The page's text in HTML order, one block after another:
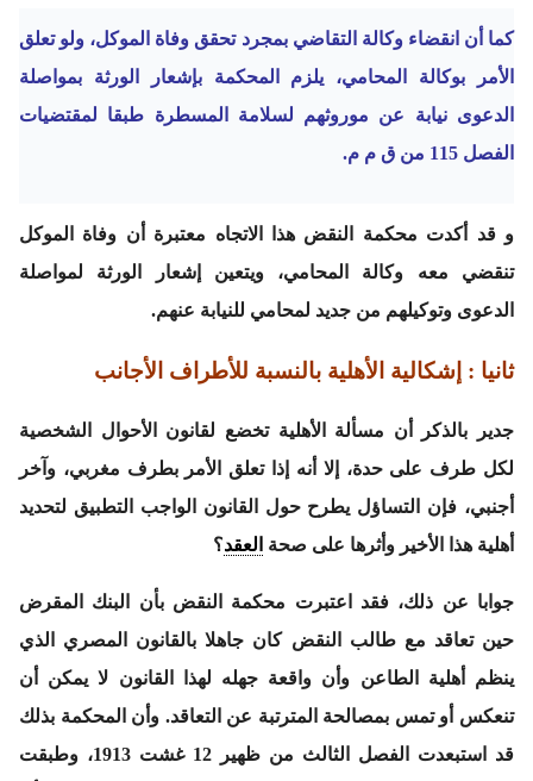
كما أن انقضاء وكالة التقاضي بمجرد تحقق وفاة الموكل، ولو تعلق
الأمر بوكالة المحامي، يلزم المحكمة بإشعار الورثة بمواصلة
الدعوى نيابة عن موروثهم لسلامة المسطرة طبقا لمقتضيات
الفصل 115 من ق م م.
و قد أكدت محكمة النقض هذا الاتجاه معتبرة أن وفاة الموكل
تنقضي معه وكالة المحامي، ويتعين إشعار الورثة لمواصلة
الدعوى وتوكيلهم من جديد لمحامي للنيابة عنهم.
ثانيا : إشكالية الأهلية بالنسبة للأطراف الأجانب
جدير بالذكر أن مسألة الأهلية تخضع لقانون الأحوال الشخصية
لكل طرف على حدة، إلا أنه إذا تعلق الأمر بطرف مغربي، وآخر
أجنبي، فإن التساؤل يطرح حول القانون الواجب التطبيق لتحديد
أهلية هذا الأخير وأثرها على صحة العقد؟
جوابا عن ذلك، فقد اعتبرت محكمة النقض بأن البنك المقرض
حين تعاقد مع طالب النقض كان جاهلا بالقانون المصري الذي
ينظم أهلية الطاعن وأن واقعة جهله لهذا القانون لا يمكن أن
تنعكس أو تمس بمصالحة المترتبة عن التعاقد. وأن المحكمة بذلك
قد استبعدت الفصل الثالث من ظهير 12 غشت 1913، وطبقت